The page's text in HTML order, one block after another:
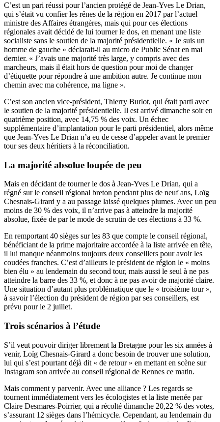
C’est un pari réussi pour l’ancien protégé de Jean-Yves Le Drian,
qui s’était vu confier les rênes de la région en 2017 par l’actuel
ministre des Affaires étrangères, mais qui pour ces élections
régionales avait décidé de lui tourner le dos, en menant une liste
socialiste sans le soutien de la majorité présidentielle. « Je suis un
homme de gauche » déclarait-il au micro de Public Sénat en mai
dernier. « J’avais une majorité très large, y compris avec des
marcheurs, mais il était hors de question pour moi de changer
d’étiquette pour répondre à une ambition autre. Je continue mon
chemin avec ma cohérence, ma ligne ».
C’est son ancien vice-président, Thierry Burlot, qui était parti avec
le soutien de la majorité présidentielle. Il est arrivé dimanche soir en
quatrième position, avec 14,75 % des voix. Un échec
supplémentaire d’implantation pour le parti présidentiel, alors même
que Jean-Yves Le Drian n’a eu de cesse d’appeler avant le premier
tour ses deux héritiers à la réconciliation.
La majorité absolue loupée de peu
Mais en décidant de tourner le dos à Jean-Yves Le Drian, qui a
régné sur le conseil régional breton pendant plus de neuf ans, Loïg
Chesnais-Girard y a au passage laissé quelques plumes. Avec un peu
moins de 30 % des voix, il n’arrive pas à atteindre la majorité
absolue, fixée de par le mode de scrutin de ces élections à 33 %.
En remportant 40 sièges sur les 83 que compte le conseil régional,
bénéficiant de la prime majoritaire accordée à la liste arrivée en tête,
il lui manque néanmoins toujours deux conseillers pour avoir les
coudées franches. C’est d’ailleurs le président de région le « moins
bien élu » au lendemain du second tour, mais aussi le seul à ne pas
atteindre la barre des 33 %, et donc à ne pas avoir de majorité claire.
Une situation d’autant plus problématique que le « troisième tour »,
à savoir l’élection du président de région par ses conseillers, est
prévu pour le 2 juillet.
Trois scénarios à l’étude
S’il veut pouvoir diriger librement la Bretagne pour les six années à
venir, Loïg Chesnais-Girard a donc besoin de trouver une solution,
lui qui s’est pourtant déjà dit « de retour » en mettant en scène sur
Instagram son arrivée au conseil régional de Rennes ce matin.
Mais comment y parvenir. Avec une alliance ? Les regards se
tournent immédiatement vers les écologistes et la liste menée par
Claire Desmares-Poirrier, qui a récolté dimanche 20,22 % des votes,
s’assurant 12 sièges dans l’hémicycle. Cependant, au lendemain du